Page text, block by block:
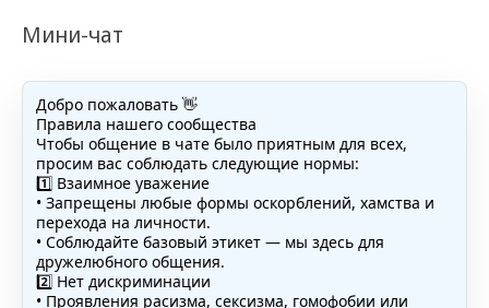
Мини-чат
Добро пожаловать 👋
Правила нашего сообщества
Чтобы общение в чате было приятным для всех,
просим вас соблюдать следующие нормы:
1️⃣ Взаимное уважение
• Запрещены любые формы оскорблений, хамства и
перехода на личности.
• Соблюдайте базовый этикет — мы здесь для
дружелюбного общения.
2️⃣ Нет дискриминации
• Проявления расизма, сексизма, гомофобии или